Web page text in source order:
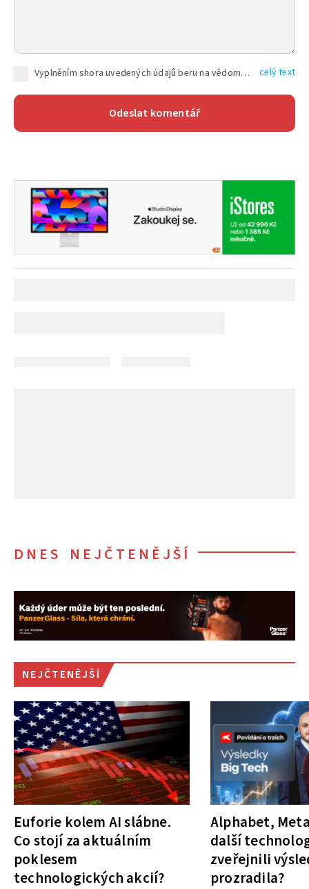
Vyplněním shora uvedených údajů beru na vědomí, že společnost TEXT FACTORY s.r.o., sídlem Brno, Durďákova 336/29, Černá Pole, PSČ: 613 00, IČ: 06157831, zapsané u Krajského soudu v Brně, oddíl C, vložka 100399, bude zpracovávat mé osobní údaje uvedené v rámci mnou vyplněného registračního formuláře na základě oprávněných zájmů TEXT FACTORY s.r.o. dle čl. 6 odst. 1 písm. f) GDPR a pro splnění právních povinností (čl. 6 odst. 1 písm. c) GDPR), a to pro tyto účely: nezbytnost zajistit oprávnění návštěvníka webových stránek provozovaných společností TEXT FACTORY s.r.o. přispívat aktivně ke zveřejněným článkům nebo v rámci diskusních fór a výkon práv TEXT FACTORY s.r.o. jako administrátora těchto diskusních fór. Více informací o zpracování osobních údajů a právech lze nalézt v celý text
DNES NEJČTENĚJŠÍ
NEJČTENĚJŠÍ
Euforie kolem AI slábne.
Co stojí za aktuálním
poklesem
technologických akcií?
Alphabet,
další
zveřejnili
prozradila?